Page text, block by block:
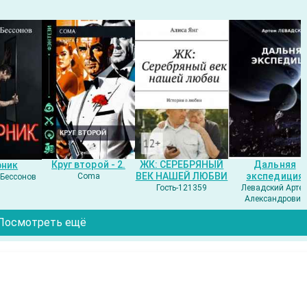
Круг второй - 2.
Coma
ЖК: СЕРЕБРЯНЫЙ
ВЕК НАШЕЙ ЛЮБВИ
Гость-121359
Дальняя
экспедиция
Левадский
Александрович
ещё